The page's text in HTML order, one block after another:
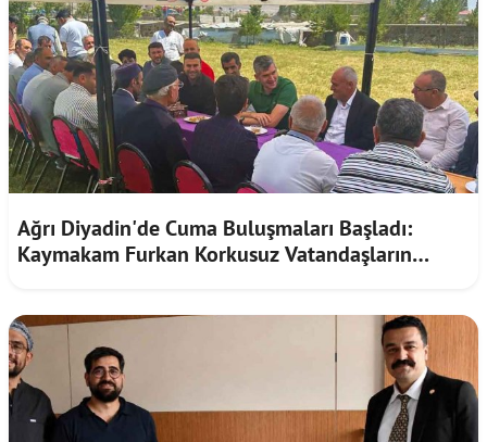
Ağrı Diyadin'de Cuma Buluşmaları Başladı:
Kaymakam Furkan Korkusuz Vatandaşların